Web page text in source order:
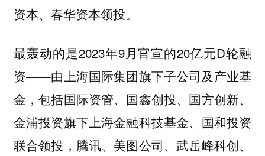
资本、春华资本领投。
最轰动的是2023年9月官宣的20亿元D轮融
资——由上海国际集团旗下子公司及产业基
金，包括国际资管、国鑫创投、国方创新、
金浦投资旗下上海金融科技基金、国和投资
联合领投，腾讯、美图公司、武岳峰科创、